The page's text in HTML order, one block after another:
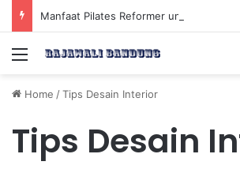
Menu
Home /Tips Desain Interior
Tips Desain